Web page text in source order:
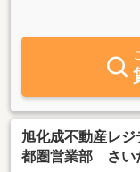
ません。賃貸から賃
ちしております。
経験したからこそ、
住宅取得に必要な資
ナーや住宅ローンア
できます。 新しい街
完全お客様主義です
で、「こっちの物件
旭化成不動産レ
都圏営業部 さい